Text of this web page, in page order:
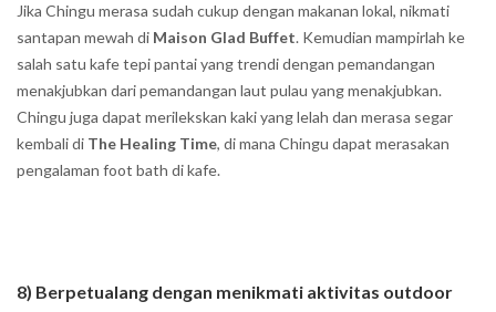
Jika Chingu merasa sudah cukup dengan makanan lokal, nikmati
santapan mewah di Maison Glad Buffet. Kemudian mampirlah ke
salah satu kafe tepi pantai yang trendi dengan pemandangan
menakjubkan dari pemandangan laut pulau yang menakjubkan.
Chingu juga dapat merilekskan kaki yang lelah dan merasa segar
kembali di The Healing Time, di mana Chingu dapat merasakan
pengalaman foot bath di kafe.
8) Berpetualang dengan menikmati aktivitas outdoor